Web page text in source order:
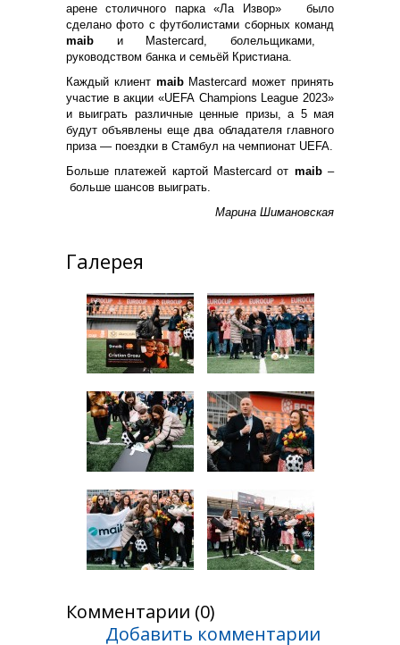
арене столичного парка «Ла Извор» было
сделано фото с футболистами сборных команд
maib и Mastercard, болельщиками,
руководством банка и семьёй Кристиана.
Каждый клиент maibMastercard может принять
участие в акции «UEFA Champions League 2023»
и выиграть различные ценные призы, а 5 мая
будут объявлены еще два обладателя главного
приза — поездки в Стамбул на чемпионат UEFA.
Больше платежей картой Mastercard от maib–
больше шансов выиграть.
Марина Шимановская
Галерея
Комментарии (0)
Добавить комментарии